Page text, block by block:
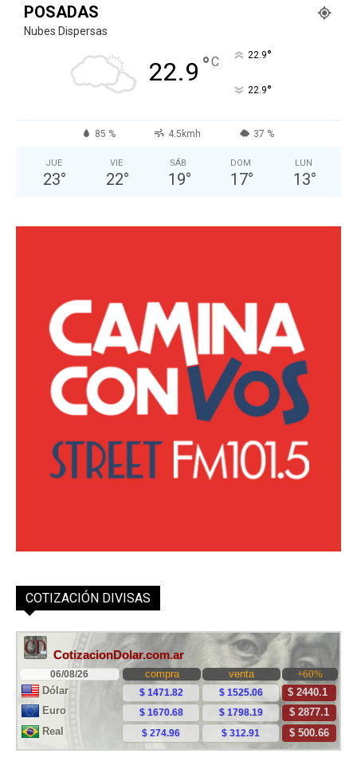
POSADAS
Nubes Dispersas
22.9 °C 22.9°
22.9°
85 % 4.5kmh 37 %
JUE
23°
VIE
22°
SÁB
19°
DOM
17°
LUN
13°
COTIZACIÓN DIVISAS